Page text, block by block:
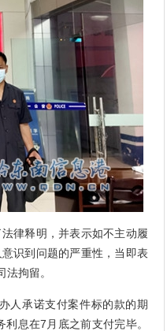
律释明，并表示如不主动履
识到问题的严重性，当即表
拘留。
承诺支付案件标的款的期
息在7月底之前支付完毕。